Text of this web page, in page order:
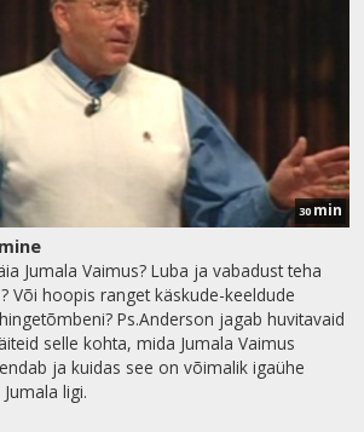
30 min
Jumala Vaimus? Luba ja vabadust teha
Või hoopis ranget käskude-keeldude
Ps.Anderson jagab huvitavaid
selle kohta, mida Jumala Vaimus
ja kuidas see on võimalik igaühe
ligi.